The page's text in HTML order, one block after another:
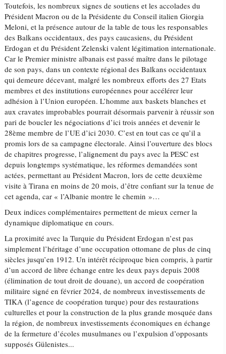
Toutefois, les nombreux signes de soutiens et les accolades du
Président Macron ou de la Présidente du Conseil italien Giorgia
Meloni, et la présence autour de la table de tous les responsables
des Balkans occidentaux, des pays caucasiens, du Président
Erdogan et du Président Zelenski valent légitimation internationale.
Car le Premier ministre albanais est passé maître dans le pilotage
de son pays, dans un contexte régional des Balkans occidentaux
qui demeure décevant, malgré les nombreux efforts des 27 Etats
membres et des institutions européennes pour accélérer leur
adhésion à l’Union européen. L’homme aux baskets blanches et
aux cravates improbables pourrait désormais parvenir à réussir son
pari de boucler les négociations d’ici trois années et devenir le
28ème membre de l’UE d’ici 2030. C’est en tout cas ce qu’il a
promis lors de sa campagne électorale. Ainsi l’ouverture des blocs
de chapitres progresse, l’alignement du pays avec la PESC est
depuis longtemps systématique, les réformes demandées sont
actées, permettant au Président Macron, lors de cette deuxième
visite à Tirana en moins de 20 mois, d’être confiant sur la tenue de
cet agenda, car « l’Albanie montre le chemin »…
Deux indices complémentaires permettent de mieux cerner la
dynamique diplomatique en cours.
La proximité avec la Turquie du Président Erdogan n’est pas
simplement l’héritage d’une occupation ottomane de plus de cinq
siècles jusqu’en 1912. Un intérêt réciproque bien compris, à partir
d’un accord de libre échange entre les deux pays depuis 2008
(élimination de tout droit de douane), un accord de coopération
militaire signé en février 2024, de nombreux investissements de
TIKA (l’agence de coopération turque) pour des restaurations
culturelles et pour la construction de la plus grande mosquée dans
la région, de nombreux investissements économiques en échange
de la fermeture d’écoles musulmanes ou l’expulsion d’opposants
supposés Gülenistes...